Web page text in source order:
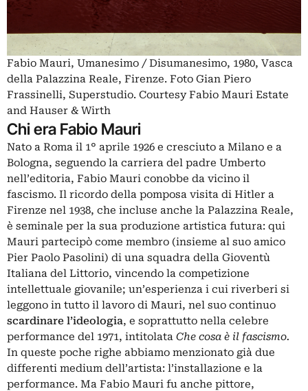
Fabio Mauri, Umanesimo / Disumanesimo, 1980, Vasca
della Palazzina Reale, Firenze. Foto Gian Piero
Frassinelli, Superstudio. Courtesy Fabio Mauri Estate
and Hauser & Wirth
Chi era Fabio Mauri
Nato a Roma il 1° aprile 1926 e cresciuto a Milano e a
Bologna, seguendo la carriera del padre Umberto
nell’editoria, Fabio Mauri conobbe da vicino il
fascismo. Il ricordo della pomposa visita di Hitler a
Firenze nel 1938, che incluse anche la Palazzina Reale,
è seminale per la sua produzione artistica futura: qui
Mauri partecipò come membro (insieme al suo amico
Pier Paolo Pasolini) di una squadra della Gioventù
Italiana del Littorio, vincendo la competizione
intellettuale giovanile; un’esperienza i cui riverberi si
leggono in tutto il lavoro di Mauri, nel suo continuo
scardinare l’ideologia, e soprattutto nella celebre
performance del 1971, intitolata Che cosa è il fascismo.
In queste poche righe abbiamo menzionato già due
differenti medium dell’artista: l’installazione e la
performance. Ma Fabio Mauri fu anche pittore,